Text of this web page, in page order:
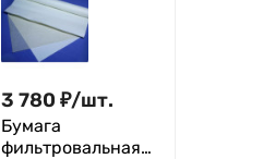
3 780 ₽/шт.
Бумага
фильтровальная